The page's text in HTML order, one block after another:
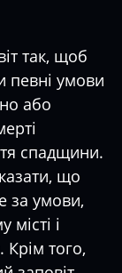
так, щоб
певні умови
або
спадщини.
що
за умови,
і
Крім того,